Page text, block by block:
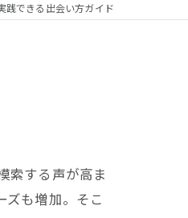
践できる出会い方ガイド
索する声が高ま
ズも増加。そこ